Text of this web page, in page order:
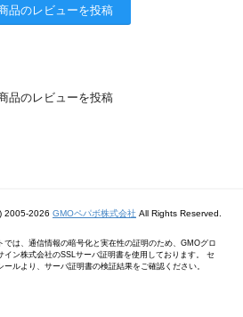
品のレビューを投稿
品のレビューを投稿
2005-2026 GMOペパボ株式会社 All Rights Reserved.
では、通信情報の暗号化と実在性の証明のため、GMOグロ
イン株式会社のSSLサーバ証明書を使用しております。 セ
ールより、サーバ証明書の検証結果をご確認ください。